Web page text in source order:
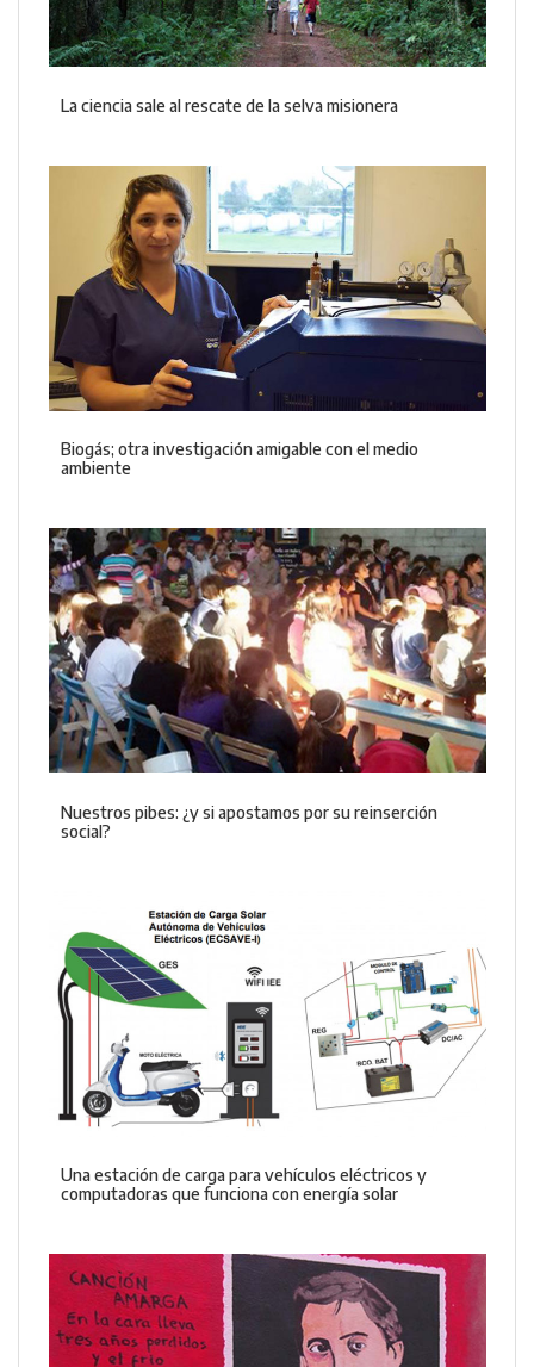
La ciencia sale al rescate de la selva misionera
Biogás; otra investigación amigable con el medio
ambiente
Nuestros pibes: ¿y si apostamos por su reinserción
social?
Una estación de carga para vehículos eléctricos y
computadoras que funciona con energía solar